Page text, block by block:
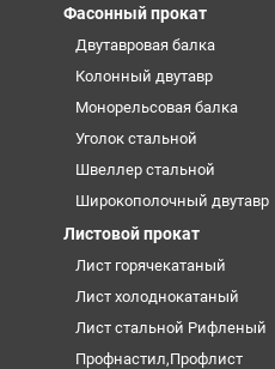
Фасонный прокат
Двутавровая балка
Колонный двутавр
Монорельсовая балка
Уголок стальной
Швеллер стальной
Широкополочный двутавр
Листовой прокат
Лист горячекатаный
Лист холоднокатаный
Лист стальной Рифленый
Профнастил,Профлист